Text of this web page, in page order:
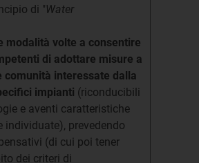
di "Water
modalità volte a consentire
di adottare misure a
comunità interessate dalla
impianti (riconducibili
e aventi caratteristiche
individuate), prevedendo
(di cui poi tener
dei criteri di